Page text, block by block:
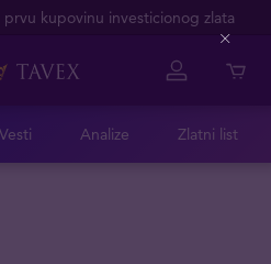
kupovinu investicionog zlata
Vesti Analize Zlatni list
Close